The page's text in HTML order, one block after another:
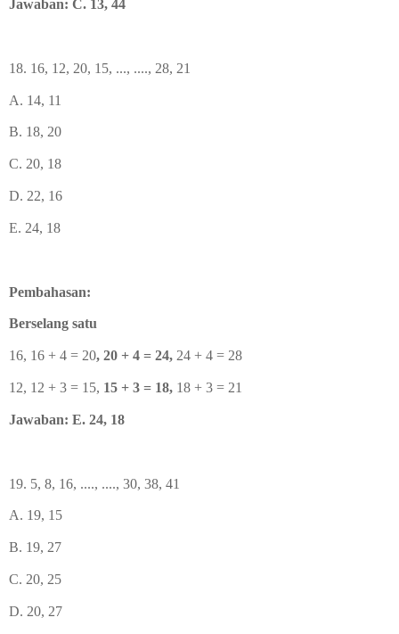
Jawaban: C. 13, 44
18. 16, 12, 20, 15, ..., ...., 28, 21
A. 14, 11
B. 18, 20
C. 20, 18
D. 22, 16
E. 24, 18
Pembahasan:
Berselang satu
16, 16 + 4 = 20, 20 + 4 = 24, 24 + 4 = 28
12, 12 + 3 = 15, 15 + 3 = 18, 18 + 3 = 21
Jawaban: E. 24, 18
19. 5, 8, 16, ...., ...., 30, 38, 41
A. 19, 15
B. 19, 27
C. 20, 25
D. 20, 27